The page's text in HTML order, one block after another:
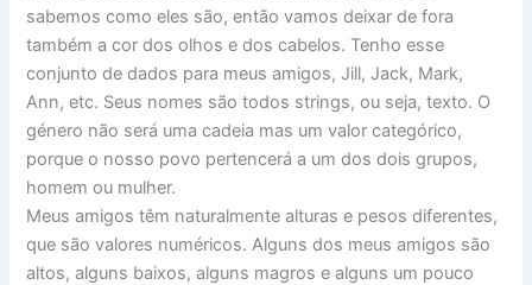
sabemos como eles são, então vamos deixar de fora
também a cor dos olhos e dos cabelos. Tenho esse
conjunto de dados para meus amigos, Jill, Jack, Mark,
Ann, etc. Seus nomes são todos strings, ou seja, texto. O
género não será uma cadeia mas um valor categórico,
porque o nosso povo pertencerá a um dos dois grupos,
homem ou mulher.
Meus amigos têm naturalmente alturas e pesos diferentes,
que são valores numéricos. Alguns dos meus amigos são
altos, alguns baixos, alguns magros e alguns um pouco